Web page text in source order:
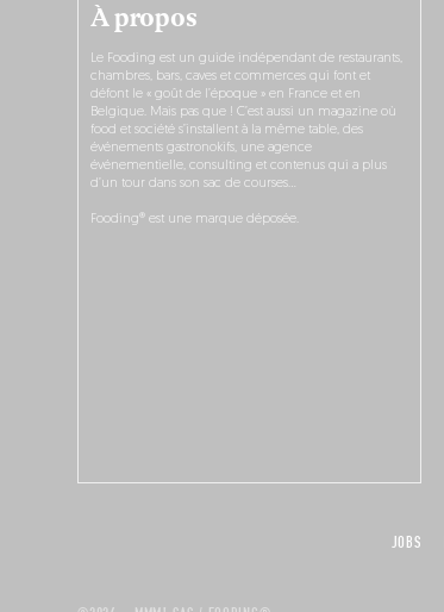
À propos
Le Fooding est un guide indépendant de restaurants,
chambres, bars, caves et commerces qui font et
défont le « goût de l’époque » en France et en
Belgique. Mais pas que ! C’est aussi un magazine où
food et société s’installent à la même table, des
événements gastronokifs, une agence
événementielle, consulting et contenus qui a plus
d’un tour dans son sac de courses…
Fooding® est une marque déposée.
JOBS